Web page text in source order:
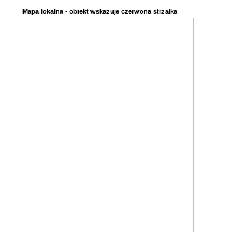
Mapa lokalna - obiekt wskazuje czerwona strzałka